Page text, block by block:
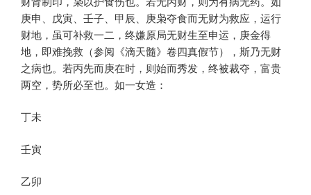
庚申、戊寅、壬子、甲辰、庚枭夺食而无财为救应，运行
财地，虽可补救一二，终嫌原局无财生至申运，庚金得
地，即难挽救（参阅《滴天髓》卷四真假节），斯乃无财
之病也。若丙先而庚在时，则始而秀发，终被裁夺，富贵
两空，势所必至也。如一女造：
丁未
壬寅
乙卯